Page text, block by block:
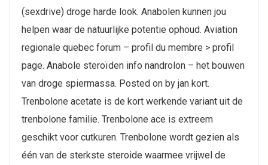
(sexdrive) droge harde look. Anabolen kunnen jou
helpen waar de natuurlijke potentie ophoud. Aviation
regionale quebec forum – profil du membre > profil
page. Anabole steroïden info nandrolon – het bouwen
van droge spiermassa. Posted on by jan kort.
Trenbolone acetate is de kort werkende variant uit de
trenbolone familie. Trenbolone ace is extreem
geschikt voor cutkuren. Trenbolone wordt gezien als
één van de sterkste steroide waarmee vrijwel de